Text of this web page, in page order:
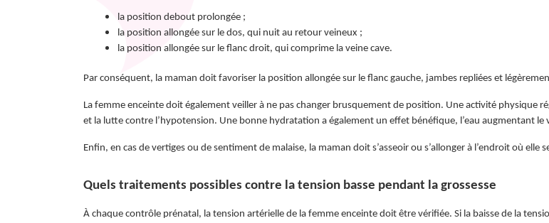
la position debout prolongée ;
la position allongée sur le dos, qui nuit au retour veineux ;
la position allongée sur le flanc droit, qui comprime la veine cave.
Par conséquent, la maman doit favoriser la position allongée sur le flanc gauche, jambes repliées et
La femme enceinte doit également veiller à ne pas changer brusquement de position. Une activité physique
et la lutte contre l’hypotension. Une bonne hydratation a également un effet bénéfique, l’eau augmentant le
Enfin, en cas de vertiges ou de sentiment de malaise, la maman doit s’asseoir ou s’allonger à l’endroit où elle
Quels traitements possibles contre la tension basse pendant la grossesse
À chaque contrôle prénatal, la tension artérielle de la femme enceinte doit être vérifiée. Si la baisse de la